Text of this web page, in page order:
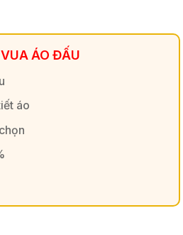
ÁO ĐẤU
áo
Độc Đáo & Nổi Bật số lượng